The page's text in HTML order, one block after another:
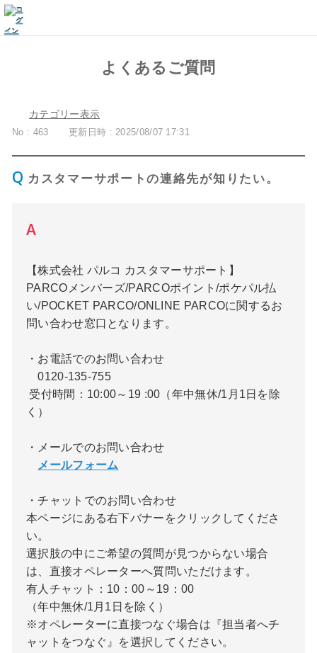
よくあるご質問
カテゴリー表示
No : 463 更新日時 : 2025/08/07 17:31
カスタマーサポートの連絡先が知りたい。
【株式会社 パルコ カスタマーサポート】
PARCOメンバーズ/PARCOポイント/ポケパル払
い/POCKET PARCO/ONLINE PARCOに関するお
問い合わせ窓口となります。
・お電話でのお問い合わせ
0120-135-755
受付時間：10:00～19 :00（年中無休/1月1日を除
く）
・メールでのお問い合わせ
メールフォーム
・チャットでのお問い合わせ
本ページにある右下バナーをクリックしてくださ
い。
選択肢の中にご希望の質問が見つからない場合
は、直接オペレーターへ質問いただけます。
有人チャット：10：00～19：00
（年中無休/1月1日を除く）
※オペレーターに直接つなぐ場合は『担当者へチ
ャットをつなぐ』を選択してください。